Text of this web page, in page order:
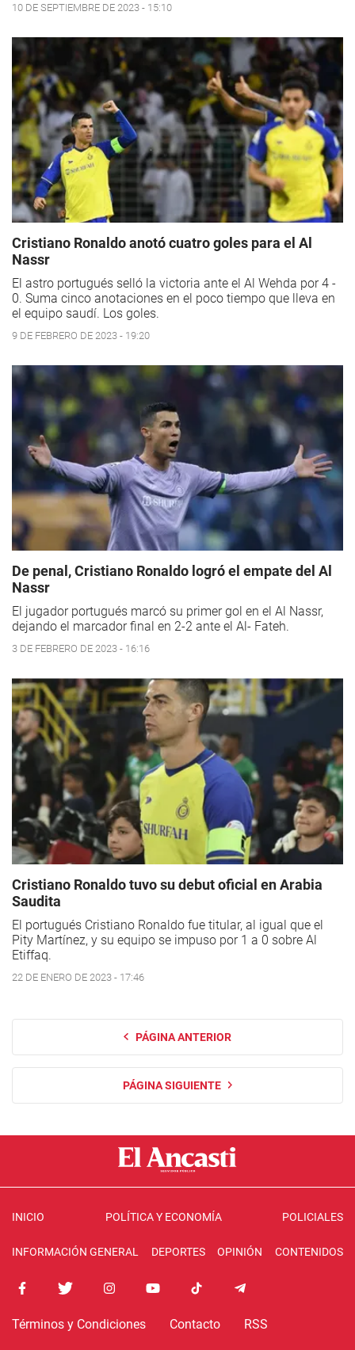
10 DE SEPTIEMBRE DE 2023 - 15:10
Cristiano Ronaldo anotó cuatro goles para el Al
Nassr
El astro portugués selló la victoria ante el Al Wehda por 4 -
0. Suma cinco anotaciones en el poco tiempo que lleva en
el equipo saudí. Los goles.
9 DE FEBRERO DE 2023 - 19:20
De penal, Cristiano Ronaldo logró el empate del Al
Nassr
El jugador portugués marcó su primer gol en el Al Nassr,
dejando el marcador final en 2-2 ante el Al- Fateh.
3 DE FEBRERO DE 2023 - 16:16
Cristiano Ronaldo tuvo su debut oficial en Arabia
Saudita
El portugués Cristiano Ronaldo fue titular, al igual que el
Pity Martínez, y su equipo se impuso por 1 a 0 sobre Al
Etiffaq.
22 DE ENERO DE 2023 - 17:46
PÁGINA ANTERIOR
PÁGINA SIGUIENTE
INICIO POLÍTICA Y ECONOMÍA POLICIALES
INFORMACIÓN GENERAL DEPORTES OPINIÓN CONTENIDOS
Términos y Condiciones Contacto RSS